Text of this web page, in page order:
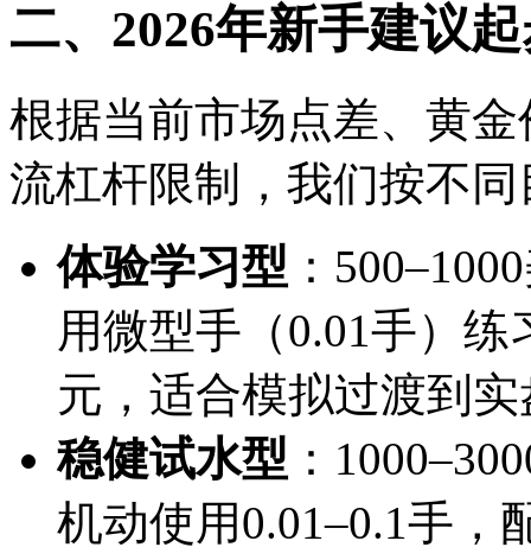
二、2026年新手建议
根据当前市场点差、黄
流杠杆限制，我们按不
体验学习型 ：
用微型手（0.01手）
元，适合模拟过渡到
稳健试水型 ：
机动使用0.01–0.1手，